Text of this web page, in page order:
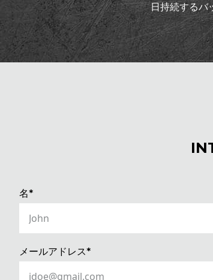
日持続するバ
名*(REQUIRED)
メールアドレス*(REQUIRED)